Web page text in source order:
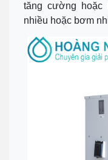
tăng cường
nhiều hoặc bơm